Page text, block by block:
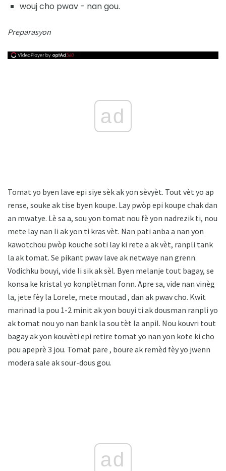
wouj cho pwav - nan gou.
Preparasyon
ad
Tomat yo byen lave epi siye sèk ak yon sèvyèt. Tout vèt yo ap
rense, souke ak tise byen koupe. Lay pwòp epi koupe chak dan
an mwatye. Lè sa a, sou yon tomat nou fè yon nadrezik ti, nou
mete lay nan li ak yon ti kras vèt. Nan pati anba a nan yon
kawotchou pwòp kouche soti lay ki rete a ak vèt, ranpli tank
la ak tomat. Se pikant pwav lave ak netwaye nan grenn.
Vodichku bouyi, vide li sik ak sèl. Byen melanje tout bagay, se
konsa ke kristal yo konplètman fonn. Apre sa, vide nan vinèg
la, jete fèy la Lorele, mete moutad , dan ak pwav cho. Kwit
marinad la pou 1-2 minit ak yon bouyi ti ak dousman ranpli yo
ak tomat nou yo nan bank la sou tèt la anpil. Nou kouvri tout
bagay ak yon kouvèti epi retire tomat yo nan yon kote ki cho
pou apeprè 3 jou. Tomat pare , boure ak remèd fèy yo jwenn
modera sale ak sour-dous gou.
ad